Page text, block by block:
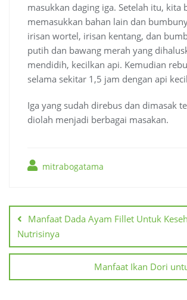
masukkan daging iga. Setelah itu, kita
memasukkan bahan lain dan
irisan wortel, irisan kentang, dan
putih dan bawang merah yang
mendidih, kecilkan api. Kemudian
selama sekitar 1,5 jam dengan api
Iga yang sudah direbus dan dimasak
diolah menjadi berbagai masakan.
mitrabogatama
posManfaat Dada Ayam Fillet Untuk
Nutrisinya
Manfaat Ikan Dori